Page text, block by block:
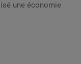
une économie